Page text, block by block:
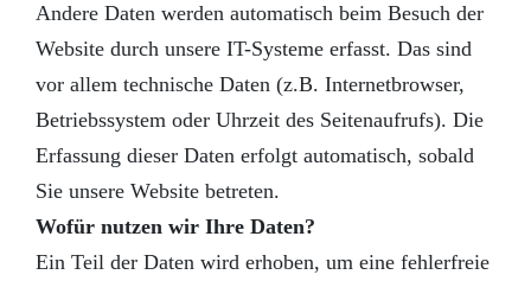
Andere Daten werden automatisch beim Besuch der
Website durch unsere IT-Systeme erfasst. Das sind
vor allem technische Daten (z.B. Internetbrowser,
Betriebssystem oder Uhrzeit des Seitenaufrufs). Die
Erfassung dieser Daten erfolgt automatisch, sobald
Sie unsere Website betreten.
Wofür nutzen wir Ihre Daten?
Ein Teil der Daten wird erhoben, um eine fehlerfreie